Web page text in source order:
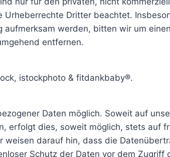
Dritter beachtet.
werden, bitten wir um
entfernen.
istockphoto & fitdankbaby®.
Daten möglich. Soweit auf
erfolgt dies, soweit möglich, stets auf
darauf hin, dass die
Schutz der Daten vor dem